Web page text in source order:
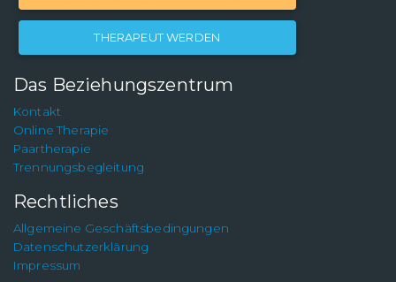
THERAPEUT WERDEN
Das Beziehungszentrum
Kontakt
Online Therapie
Paartherapie
Trennungsbegleitung
Rechtliches
Allgemeine Geschäftsbedingungen
Datenschutzerklärung
Impressum